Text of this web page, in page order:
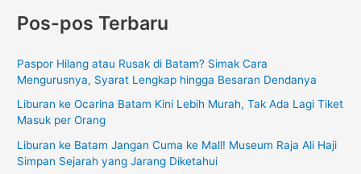
r
u
t
Pos-pos Terbaru
Paspor Hilang atau Rusak di Batam? Simak Cara
Mengurusnya, Syarat Lengkap hingga Besaran Dendanya
Liburan ke Ocarina Batam Kini Lebih Murah, Tak Ada Lagi Tiket
Masuk per Orang
Liburan ke Batam Jangan Cuma ke Mall! Museum Raja Ali Haji
Simpan Sejarah yang Jarang Diketahui